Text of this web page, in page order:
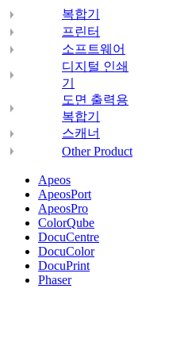
복합기
프린터
소프트웨어
디지털 인쇄
기
도면 출력용
복합기
스캐너
Other Product
Apeos
ApeosPort
ApeosPro
ColorQube
DocuCentre
DocuColor
DocuPrint
Phaser